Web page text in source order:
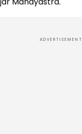
ADVERTISEMENT